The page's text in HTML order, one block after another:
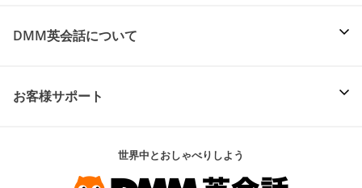
DMM英会話について
お客様サポート
世界中とおしゃべりしよう